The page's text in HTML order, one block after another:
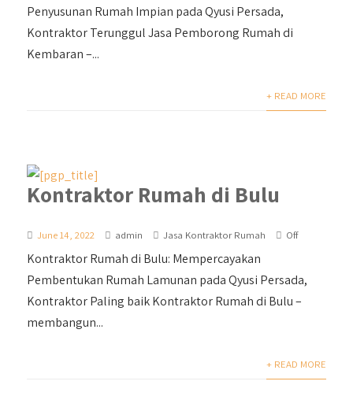
Penyusunan Rumah Impian pada Qyusi Persada,
Kontraktor Terunggul Jasa Pemborong Rumah di
Kembaran –...
+ READ MORE
Kontraktor Rumah di Bulu
June 14, 2022 admin Jasa Kontraktor Rumah Off
Kontraktor Rumah di Bulu: Mempercayakan
Pembentukan Rumah Lamunan pada Qyusi Persada,
Kontraktor Paling baik Kontraktor Rumah di Bulu –
membangun...
+ READ MORE